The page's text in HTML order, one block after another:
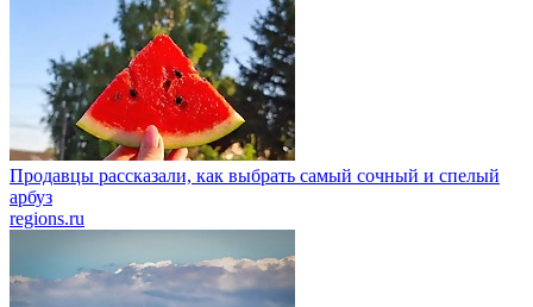
Продавцы рассказали, как выбрать самый сочный и спелый
арбуз
regions.ru